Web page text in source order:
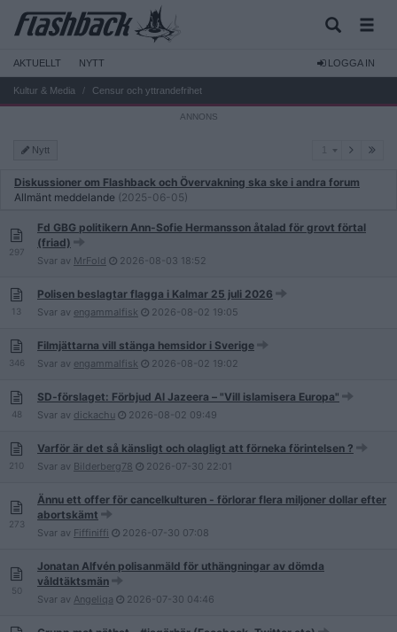
AKTUELLT NYTT LOGGA IN
Kultur & Media Censur och yttrandefrihet
Nytt
Diskussioner om Flashback och Övervakning ska ske i andra forum
Allmänt meddelande (2025-06-05)
297
Fd GBG politikern Ann-Sofie Hermansson åtalad för grovt förtal
(friad)
Svar av MrFold 2026-08-03 18:52
13
Polisen beslagtar flagga i Kalmar 25 juli 2026
Svar av engammalfisk 2026-08-02 19:05
346
Filmjättarna vill stänga hemsidor i Sverige
Svar av engammalfisk 2026-08-02 19:02
48
SD-förslaget: Förbjud Al Jazeera – "Vill islamisera Europa"
Svar av dickachu 2026-08-02 09:49
210
Varför är det så känsligt och olagligt att förneka förintelsen ?
Svar av Bilderberg78 2026-07-30 22:01
273
Ännu ett offer för cancelkulturen - förlorar flera miljoner dollar efter
abortskämt
Svar av Fiffiniffi 2026-07-30 07:08
50
Jonatan Alfvén polisanmäld för uthängningar av dömda
våldtäktsmän
Svar av Angeliqa 2026-07-30 04:46